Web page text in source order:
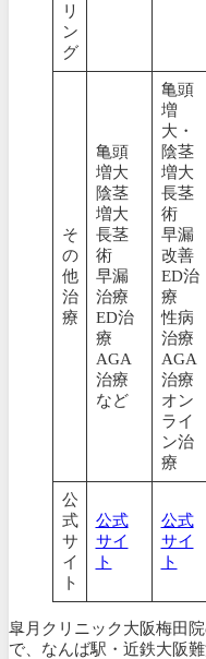
リ
ン
グ
そ
の
他
治
療
亀頭
増大
陰茎
増大
長茎
術
早漏
治療
ED治
療
AGA
治療
など
亀頭
増
大・
陰茎
増大
長茎
術
早漏
改善
ED治
療
性病
治療
AGA
治療
オン
ライ
ン治
療
公
式
サ
イ
ト
公式
サイ
ト
公式
サイ
ト
皐月クリニック大阪梅田院
で、なんば駅・近鉄大阪